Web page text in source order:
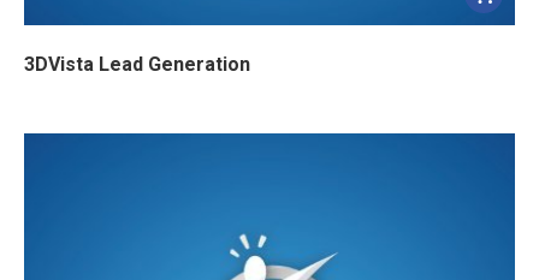
3DVista Lead Generation